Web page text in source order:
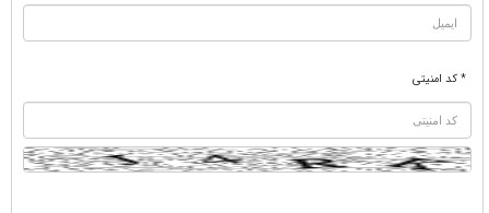
* کد امنیتی